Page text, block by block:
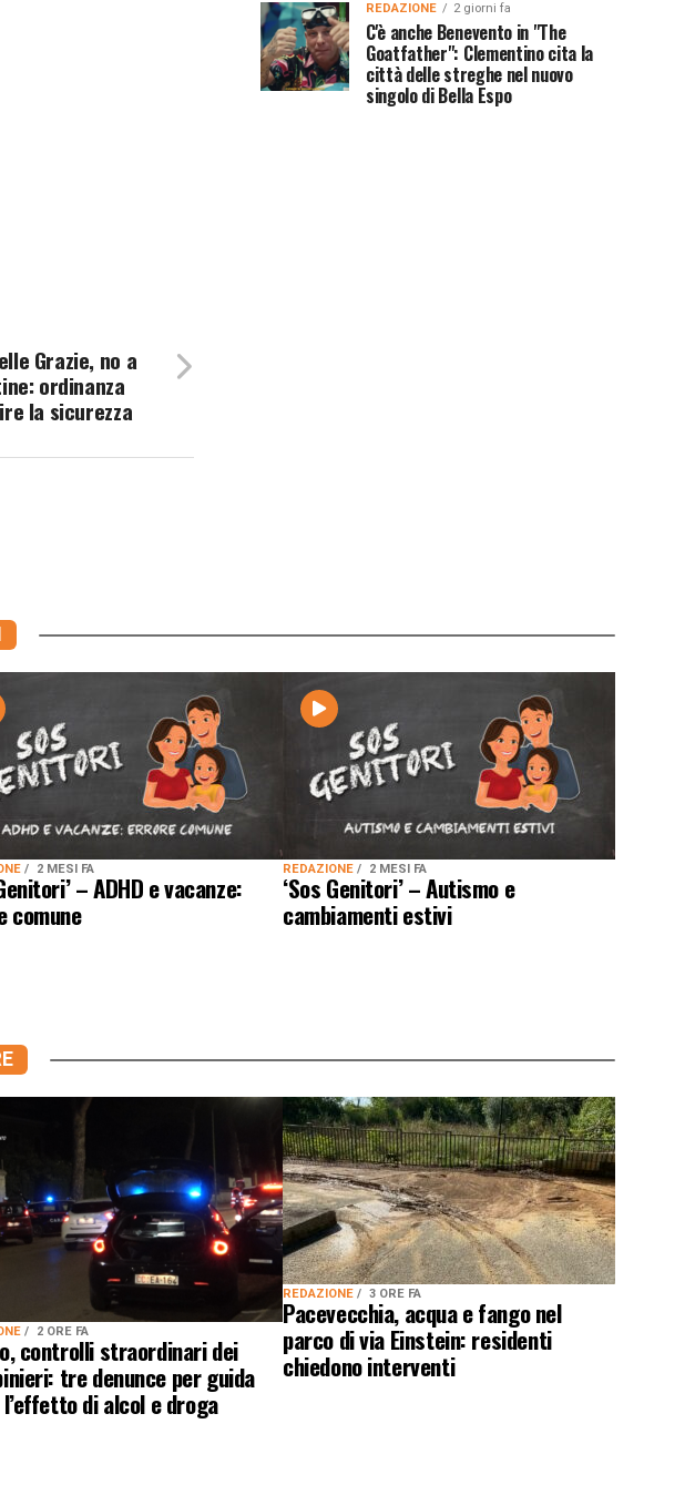
Grazie, no a
ordinanza
la sicurezza
REDAZIONE 2 giorni fa
C'è anche Benevento in "The
Goatfather": Clementino cita la
città delle streghe nel nuovo
singolo di Bella Espo
2 MESI FA
– ADHD e vacanze:
comune
REDAZIONE 2 MESI FA
‘Sos Genitori’ – Autismo e
cambiamenti estivi
2 ORE FA
controlli straordinari dei
tre denunce per guida
di alcol e droga
REDAZIONE 3 ORE FA
Pacevecchia, acqua e fango nel
parco di via Einstein: residenti
chiedono interventi